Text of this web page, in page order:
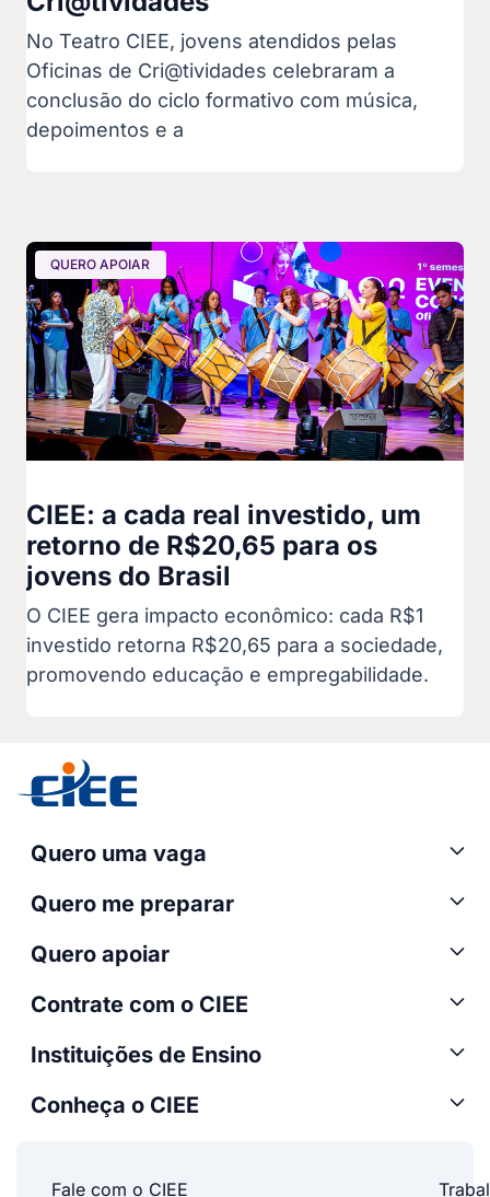
No Teatro CIEE, jovens atendidos pelas
Oficinas de Cri@tividades celebraram a
conclusão do ciclo formativo com música,
depoimentos e a
QUERO APOIAR
CIEE: a cada real investido, um
retorno de R$20,65 para os
jovens do Brasil
O CIEE gera impacto econômico: cada R$1
investido retorna R$20,65 para a sociedade,
promovendo educação e empregabilidade.
Quero uma vaga
Quero me preparar
Quero apoiar
Contrate com o CIEE
Instituições de Ensino
Conheça o CIEE
Fale com o CIEE